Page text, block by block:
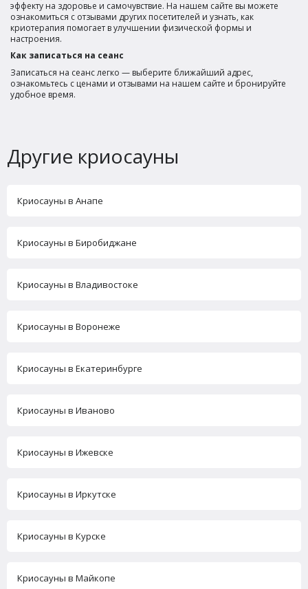
эффекту на здоровье и самочувствие. На нашем сайте вы можете
ознакомиться с отзывами других посетителей и узнать, как
криотерапия помогает в улучшении физической формы и
настроения.
Как записаться на сеанс
Записаться на сеанс легко — выберите ближайший адрес,
ознакомьтесь с ценами и отзывами на нашем сайте и бронируйте
удобное время.
Другие криосауны
Криосауны в Анапе
Криосауны в Биробиджане
Криосауны в Владивостоке
Криосауны в Воронеже
Криосауны в Екатеринбурге
Криосауны в Иваново
Криосауны в Ижевске
Криосауны в Иркутске
Криосауны в Курске
Криосауны в Майкопе